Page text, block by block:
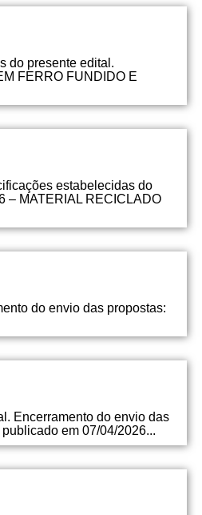
do presente edital.
FERRO FUNDIDO E
estabelecidas do
– MATERIAL RECICLADO
do envio das propostas:
Encerramento do envio das
em 07/04/2026...